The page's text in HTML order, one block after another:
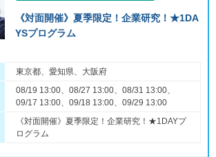
《対面開催》夏季限定！企業研究！★1DA
YSプログラム
東京都、愛知県、大阪府
08/19 13:00、08/27 13:00、08/31 13:00、
09/17 13:00、09/18 13:00、09/29 13:00
《対面開催》夏季限定！企業研究！★1DAYプ
ログラム